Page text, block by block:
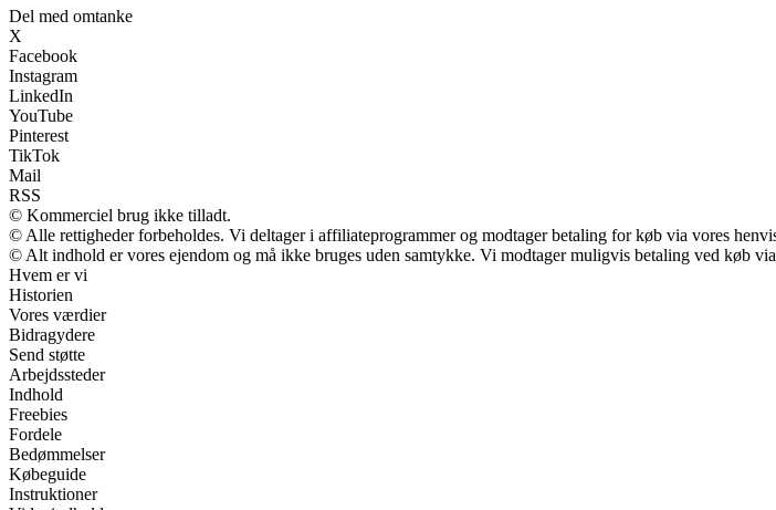
Del med omtanke
X
Facebook
Instagram
LinkedIn
YouTube
Pinterest
TikTok
Mail
RSS
© Kommerciel brug ikke tilladt.
© Alle rettigheder forbeholdes. Vi deltager i affiliateprogrammer og modtager betaling for køb via vores
© Alt indhold er vores ejendom og må ikke bruges uden samtykke. Vi modtager muligvis betaling ved køb
Hvem er vi
Historien
Vores værdier
Bidragydere
Send støtte
Arbejdssteder
Indhold
Freebies
Fordele
Bedømmelser
Købeguide
Instruktioner